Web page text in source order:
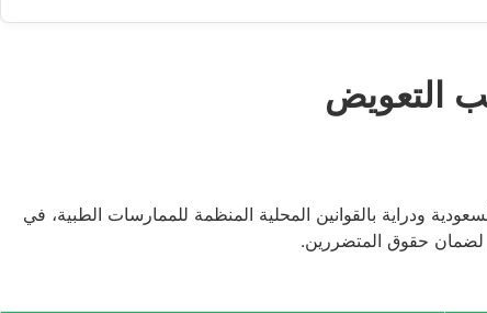
التعويض
ودراية بالقوانين المحلية المنظمة للممارسات الطبية، في
حقوق المتضررين.